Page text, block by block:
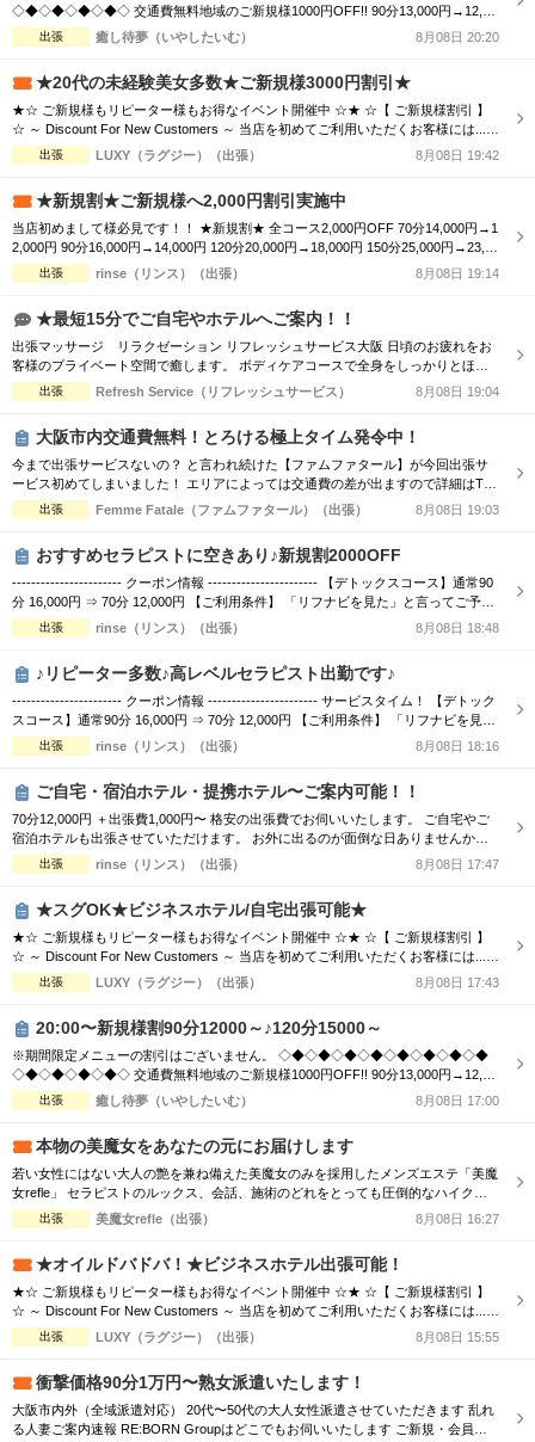
◇◆◇◆◇◆◇◆◇ 交通費無料地域のご新規様1000円OFF!! 90分13,000円→12,00
0円 120分16,000円→15,000円 150分20,000円→19,000円 ※指名料別途 ◇◆◇◆◇
◆◇◆◇◆◇◆◇◆◇◆◇◆◇◆◇◆◇◆◇ 市内の交通費を頂く地域のご新規様1
出張 癒し待夢（いやしたいむ） 8月08日 20:20
★20代の未経験美女多数★ご新規様3000円割引★
★☆ ご新規様もリピーター様もお得なイベント開催中 ☆★ ☆【 ご新規様割引 】
☆ ～ Discount For New Customers ～ 当店を初めてご利用いただくお客様には...
・初回限定で各コース総額より3,000円割引 ☆【 新人割 】☆ ～ New Face Therapi
st ～ NEW FACE マークの付いているセラピスト限定 ・各コース総額より3,000円
出張 LUXY（ラグジー）（出張） 8月08日 19:42
★新規割★ご新規様へ2,000円割引実施中
当店初めまして様必見です！！ ★新規割★ 全コース2,000円OFF 70分14,000円→1
2,000円 90分16,000円→14,000円 120分20,000円→18,000円 150分25,000円→23,00
0円 180分30,000円→28,000円 ※ディープリンパ込、指名料別途 是非一度お試しく
ださいませ！ ご自宅出張・ホテルルーム型メンズエステ 【rinse〜リンス〜...
出張 rinse（リンス）（出張） 8月08日 19:14
★最短15分でご自宅やホテルへご案内！！
出張マッサージ リラクゼーション リフレッシュサービス大阪 日頃のお疲れをお
客様のプライベート空間で癒します。 ボディケアコースで全身をしっかりとほぐ
すも良し！ オイルセラピーで体の深部からゆったりするも良し！ ★高リピートの
スタッフが多数出勤★ リフレッシュサービスでは、 技術接遇研修検定をクリアし
いただけます。 ー...
出張 Refresh Service（リフレッシュサービス） 8月08日 19:04
大阪市内交通費無料！とろける極上タイム発令中！
今まで出張サービスないの？ と言われ続けた【ファムファタール】が今回出張サ
ービス初めてしまいました！ エリアによっては交通費の差が出ますので詳細はTEL
にてお伝えさせて頂きます。 90分コース16000円 120分コース21000円 でのご案内
☆ 是非この機会に一度お電話お待ちしております。 --------- 大阪市中央区高津付近
出張 Femme Fatale（ファムファタール）（出張） 8月08日 19:03
おすすめセラピストに空きあり♪新規割2000OFF
----------------------- クーポン情報 ----------------------- 【デトックスコース】通常90
分 16,000円 ⇒ 70分 12,000円 【ご利用条件】 「リフナビを見た」と言ってご予約
いただいたお客様 ※指名料別途、エリア限定 お客様からのご予約お問い合わせ心
よりお待ち致しております(*^_^*) 出張・ホテルルーム型メンズエステ rinse〜リ...
出張 rinse（リンス）（出張） 8月08日 18:48
♪リピーター多数♪高レベルセラピスト出勤です♪
----------------------- クーポン情報 ----------------------- サービスタイム！ 【デトック
スコース】通常90分 16,000円 ⇒ 70分 12,000円 【ご利用条件】 「リフナビを見
た」と言ってご予約いただいたお客様 ※指名料別途、エリア限定 お客様からのご
予約お問い合わせ心よりお待ち致しております(*^_^*) 出張・ホテルルーム型メ...
出張 rinse（リンス）（出張） 8月08日 18:16
ご自宅・宿泊ホテル・提携ホテル〜ご案内可能！！
70分12,000円 ＋出張費1,000円〜 格安の出張費でお伺いいたします。 ご自宅やご
宿泊ホテルも出張させていただけます。 お外に出るのが面倒な日ありませんか？
雨が降ってて濡れるのが嫌な日ありませんか？ 極秘オプションで五感全てお楽し
みください。
出張 rinse（リンス）（出張） 8月08日 17:47
★スグOK★ビジネスホテル/自宅出張可能★
★☆ ご新規様もリピーター様もお得なイベント開催中 ☆★ ☆【 ご新規様割引 】
☆ ～ Discount For New Customers ～ 当店を初めてご利用いただくお客様には...
・初回限定で各コース総額より3,000円割引 ☆【 新人割 】☆ ～ New Face Therapi
st ～ NEW FACE マークの付いているセラピスト限定 ・各コース総額より3,000円
出張 LUXY（ラグジー）（出張） 8月08日 17:43
20:00〜新規様割90分12000～♪120分15000～
※期間限定メニューの割引はございません。 ◇◆◇◆◇◆◇◆◇◆◇◆◇◆◇◆
◇◆◇◆◇◆◇◆◇ 交通費無料地域のご新規様1000円OFF!! 90分13,000円→12,00
0円 120分16,000円→15,000円 150分20,000円→19,000円 ※指名料別途 ◇◆◇◆◇
◆◇◆◇◆◇◆◇◆◇◆◇◆◇◆◇◆◇◆◇ 市内の交通費を頂く地域のご新規様1
出張 癒し待夢（いやしたいむ） 8月08日 17:00
本物の美魔女をあなたの元にお届けします
若い女性にはない大人の艶を兼ね備えた美魔女のみを採用したメンズエステ「美魔
女refle」 セラピストのルックス、会話、施術のどれをとっても圧倒的なハイクオ
リティでお客様をお出迎えさせて頂きます。 記憶に残る素敵なお時間をお過ごし
下さいませ。 容姿、接客全てを兼ねそろえた美魔女が多数ご案内可能♪ 必ず会った
是非この機会に日頃...
出張 美魔女refle（出張） 8月08日 16:27
★オイルドバドバ！★ビジネスホテル出張可能！
★☆ ご新規様もリピーター様もお得なイベント開催中 ☆★ ☆【 ご新規様割引 】
☆ ～ Discount For New Customers ～ 当店を初めてご利用いただくお客様には...
・初回限定で各コース総額より3,000円割引 ☆【 新人割 】☆ ～ New Face Therapi
st ～ NEW FACE マークの付いているセラピスト限定 ・各コース総額より3,000円
出張 LUXY（ラグジー）（出張） 8月08日 15:55
衝撃価格90分1万円〜熟女派遣いたします！
大阪市内外（全域派遣対応） 20代〜50代の大人女性派遣させていただきます 乱れ
る人妻ご案内速報 RE:BORN Groupはどこでもお伺いいたします ご新規・会員様